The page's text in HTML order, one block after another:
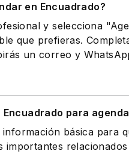
en Encuadrado?
y selecciona
que prefieras.
un correo y
para
básica para